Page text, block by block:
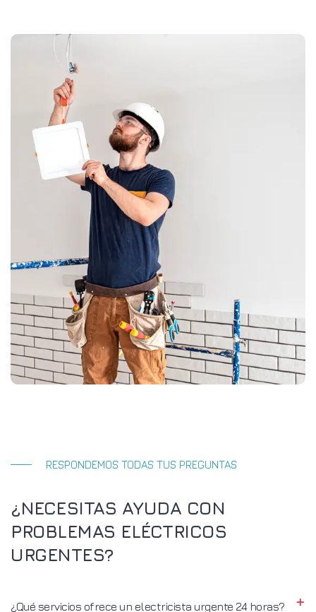
RESPONDEMOS TODAS TUS PREGUNTAS
¿NECESITAS AYUDA CON
PROBLEMAS ELÉCTRICOS
URGENTES?
¿Qué servicios ofrece un electricista urgente 24 horas?